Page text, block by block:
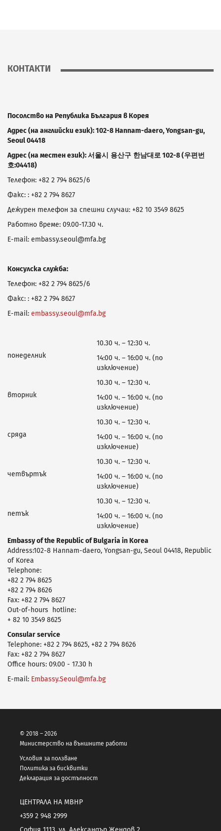
КОНТАКТИ
Посолство на Република България в Корея
Адрес (на английски език): 102-8 Hannam-daero,Yongsan-gu,
Seoul04418
Адрес (на местен език):서울시 용산구 한남대로102-8 (우편번
호:04418)
Телефон: +82 2 794 8625/6
Факс: : +82 2 794 8627
Дежурен телефон за спешни случаи: +82 10 3549 8625
Работно време: 09.00-17.30 ч.
E-mail: embassy.seoul@mfa.bg
Консулска служба:
Телефон: +82 2 794 8625/6
Факс: : +82 2 794 8627
E-mail: embassy.seoul@mfa.bg
понеделник
10.30 ч. – 12:30 ч.
14:00 ч. – 16:00 ч. (по
изключение)
вторник
10.30 ч. – 12:30 ч.
14:00 ч. – 16:00 ч. (по
изключение)
сряда
10.30 ч. – 12:30 ч.
14:00 ч. – 16:00 ч. (по
изключение)
четвъртък
10.30 ч. – 12:30 ч.
14:00 ч. – 16:00 ч. (по
изключение)
петък
10.30 ч. – 12:30 ч.
14:00 ч. – 16:00 ч. (по
изключение)
Embassy of the Republic of Bulgaria in Korea
Address:102-8 Hannam-daero, Yongsan-gu, Seoul 04418, Republic
of Korea
Telephone:
+82 2 794 8625
+82 2 794 8626
Fax: +82 2 794 8627
Оut-of-hours hotline:
+ 82 10 3549 8625
Consular service
Telephone: +82 2 794 8625, +82 2 794 8626
Fax: +82 2 794 8627
Office hours: 09.00 - 17.30 h
E-mail: Embassy.Seoul@mfa.bg
© 2018 – 2026
Министерство на външните работи
Условия за ползване
Политика за бисквитки
Декларация за достъпност
ЦЕНТРАЛА НА МВНР
+359 2 948 2999